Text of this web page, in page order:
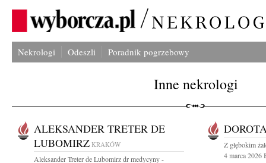
Nekrologi Odeszli Poradnik pogrzebowy
Inne nekrologi
ALEKSANDER TRETER DE
LUBOMIRZ KRAKÓW
Aleksander Treter de Lubomirz dr medycyny -
Z głębokim
4 marca 2026